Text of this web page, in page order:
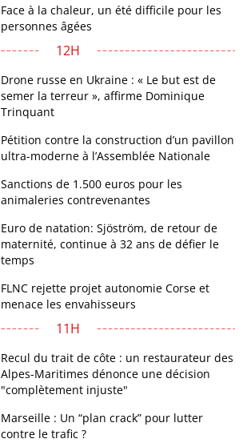
Face à la chaleur, un été difficile pour les
personnes âgées
12H
Drone russe en Ukraine : « Le but est de
semer la terreur », affirme Dominique
Trinquant
Pétition contre la construction d’un pavillon
ultra-moderne à l’Assemblée Nationale
Sanctions de 1.500 euros pour les
animaleries contrevenantes
Euro de natation: Sjöström, de retour de
maternité, continue à 32 ans de défier le
temps
FLNC rejette projet autonomie Corse et
menace les envahisseurs
11H
Recul du trait de côte : un restaurateur des
Alpes-Maritimes dénonce une décision
"complètement injuste"
Marseille : Un “plan crack” pour lutter
contre le trafic ?